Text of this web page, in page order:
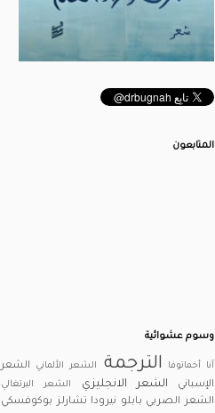
المتابعون
وسوم عشوائية
آنا أخماتوفا الترجمة الشعر الألماني
الشعر
الإسباني
الشعر الانجليزي الشعر البرتغالي
الشعر الصربي بابلو نيرودا تشارلز بوكوفسكي